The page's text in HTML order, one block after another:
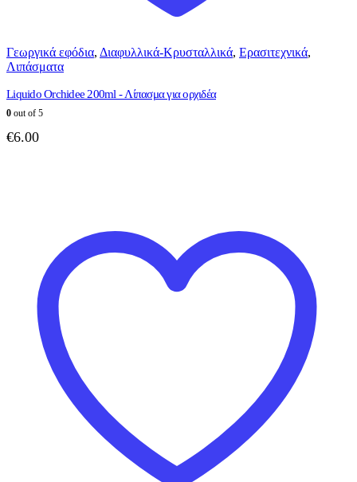
Γεωργικά εφόδια, Διαφυλλικά-Κρυσταλλικά, Ερασιτεχνικά,
Λιπάσματα
Liquido Orchidee 200ml - Λίπασμα για ορχιδέα
0 out of 5
€6.00